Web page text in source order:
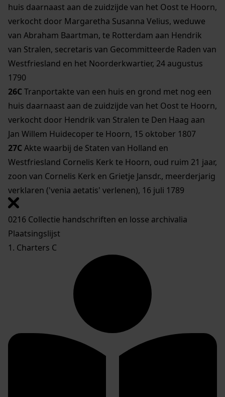
huis daarnaast aan de zuidzijde van het Oost te Hoorn,
verkocht door Margaretha Susanna Velius, weduwe
van Abraham Baartman, te Rotterdam aan Hendrik
van Stralen, secretaris van Gecommitteerde Raden van
Westfriesland en het Noorderkwartier, 24 augustus
1790
26C Tranportakte van een huis en grond met nog een
huis daarnaast aan de zuidzijde van het Oost te Hoorn,
verkocht door Hendrik van Stralen te Den Haag aan
Jan Willem Huidecoper te Hoorn, 15 oktober 1807
27C Akte waarbij de Staten van Holland en
Westfriesland Cornelis Kerk te Hoorn, oud ruim 21 jaar,
zoon van Cornelis Kerk en Grietje Jansdr., meerderjarig
verklaren ('venia aetatis' verlenen), 16 juli 1789
0216 Collectie handschriften en losse archivalia
Plaatsingslijst
1. Charters C